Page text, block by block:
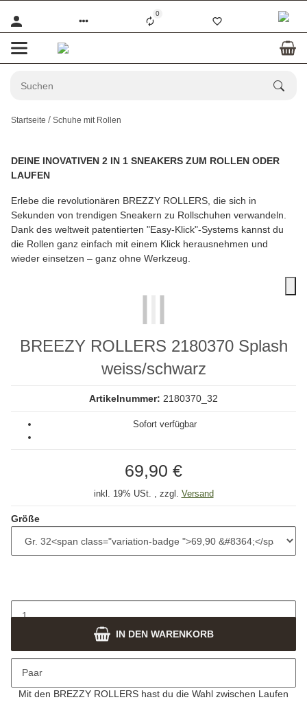
0
Startseite Schuhe mit Rollen
DEINE INOVATIVEN 2 IN 1 SNEAKERS ZUM ROLLEN ODER
LAUFEN
Erlebe die revolutionären BREZZY ROLLERS, die sich in
Sekunden von trendigen Sneakern zu Rollschuhen verwandeln.
Dank des weltweit patentierten "Easy-Klick"-Systems kannst du
die Rollen ganz einfach mit einem Klick herausnehmen und
wieder einsetzen – ganz ohne Werkzeug.
BREEZY ROLLERS 2180370 Splash
weiss/schwarz
Artikelnummer: 2180370_32
Sofort verfügbar
69,90 €
inkl. 19% USt. , zzgl. Versand
Größe
Paar
IN DEN WARENKORB
Mit den BREZZY ROLLERS hast du die Wahl zwischen Laufen